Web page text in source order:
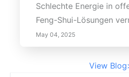
Entspannen und
und Freunden gestaltet
Schlechte Energie in
Feng-Shui-Lösungen
May 04, 2025
View